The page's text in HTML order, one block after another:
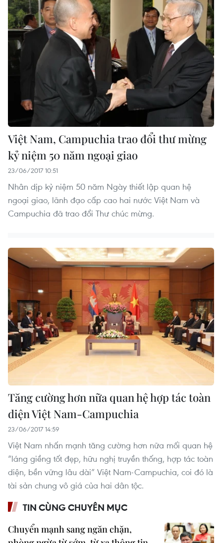
Việt Nam, Campuchia trao đổi thư mừng
kỷ niệm 50 năm ngoại giao
23/06/2017 10:51
Nhân dịp kỷ niệm 50 năm Ngày thiết lập quan hệ
ngoại giao, lãnh đạo cấp cao hai nước Việt Nam và
Campuchia đã trao đổi Thư chúc mừng.
Tăng cường hơn nữa quan hệ hợp tác toàn
diện Việt Nam-Campuchia
23/06/2017 14:59
Việt Nam nhấn mạnh tăng cường hơn nữa mối quan hệ
“láng giềng tốt đẹp, hữu nghị truyền thống, hợp tác toàn
diện, bền vững lâu dài” Việt Nam-Campuchia, coi đó là
tài sản chung vô giá của hai dân tộc.
TIN CÙNG CHUYÊN MỤC
Chuyển mạnh sang ngăn chặn,